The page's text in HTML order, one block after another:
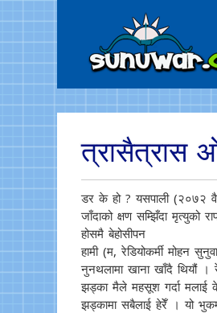
त्रासैत्रास
डर के हो ? यसपाली (२०७२
जाँदाको क्षण सम्झिँदा मृत्युको
होसमै बेहोसीपन
हामी (म, रेडियोकर्मी मोहन
नुनथलामा खाना खाँदै थियौं ।
झड्का मैले महसूश गर्दा मलाई
झड्कामा सबैलाई हेरेँ । यो